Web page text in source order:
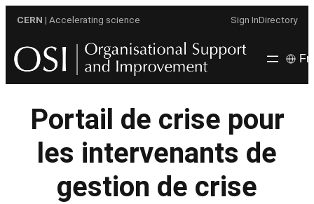
CERN | Accelerating science Sign InDirectory
Portail de crise pour
les intervenants de
gestion de crise